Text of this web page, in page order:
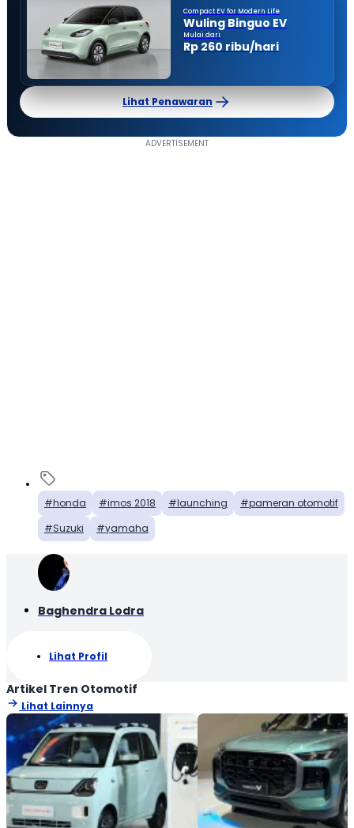
Compact EV for Modern Life
Wuling Binguo EV
Mulai dari
Rp 260 ribu/hari
Lihat Penawaran
honda imos 2018 launching
pameran otomotif
Suzuki
yamaha
Baghendra Lodra
Lihat Profil
Artikel Tren Otomotif
Lihat Lainnya